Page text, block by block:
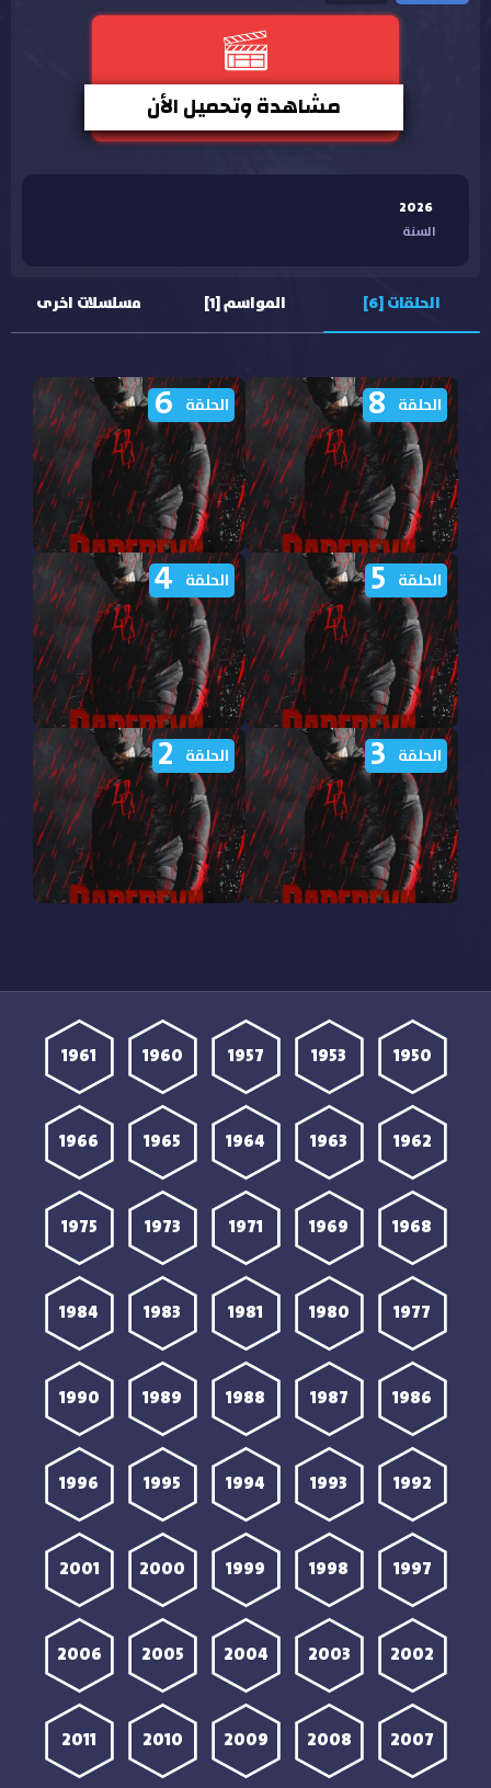
مشاهدة وتحميل الأن
2026
السنة
الحلقات [6] المواسم [1] مسلسلات اخرى
مشاهدة مسلسل Daredevil
Born Again الموسم الثاني
الحلقة 8 مترجمة
الحلقة 8
مشاهدة مسلسل Daredevil
Born Again الموسم الثاني
الحلقة 6 مترجمة
الحلقة 6
مشاهدة مسلسل Daredevil
Born Again الموسم الثاني
الحلقة 5 مترجمة
الحلقة 5
مشاهدة مسلسل Daredevil
Born Again الموسم الثاني
الحلقة 4 مترجمة
الحلقة 4
الحلقة 3 الحلقة 2
1950
1953
1957
1960
1961
1962
1963
1964
1965
1966
1968
1969
1971
1973
1975
1977
1980
1981
1983
1984
1986
1987
1988
1989
1990
1992
1993
1994
1995
1996
1997
1998
1999
2000
2001
2002
2003
2004
2005
2006
2007
2008
2009
2010
2011